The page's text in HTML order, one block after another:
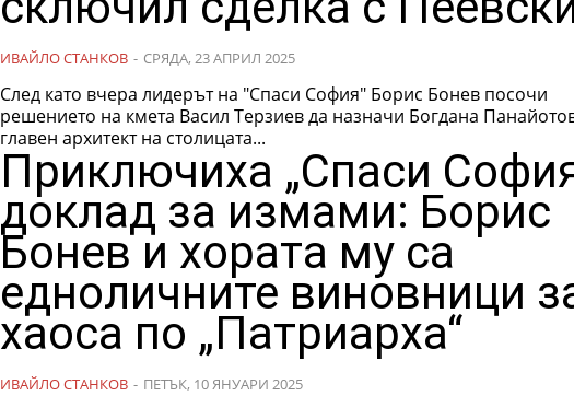
ИВАЙЛО СТАНКОВ - СРЯДА, 23 АПРИЛ 2025
След като вчера лидерът на "Спаси София" Борис Бонев посочи
решението на кмета Васил Терзиев да назначи Богдана
главен архитект на столицата...
Приключиха „Спаси
доклад за измами: Борис
Бонев и хората му са
едноличните виновници
хаоса по „Патриарха“
ИВАЙЛО СТАНКОВ - ПЕТЪК, 10 ЯНУАРИ 2025